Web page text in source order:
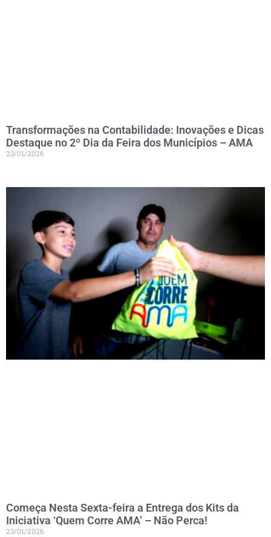
Transformações na Contabilidade: Inovações e Dicas
Destaque no 2º Dia da Feira dos Municípios – AMA
23/01/2026
Começa Nesta Sexta-feira a Entrega dos Kits da
Iniciativa ‘Quem Corre AMA’ – Não Perca!
23/01/2026